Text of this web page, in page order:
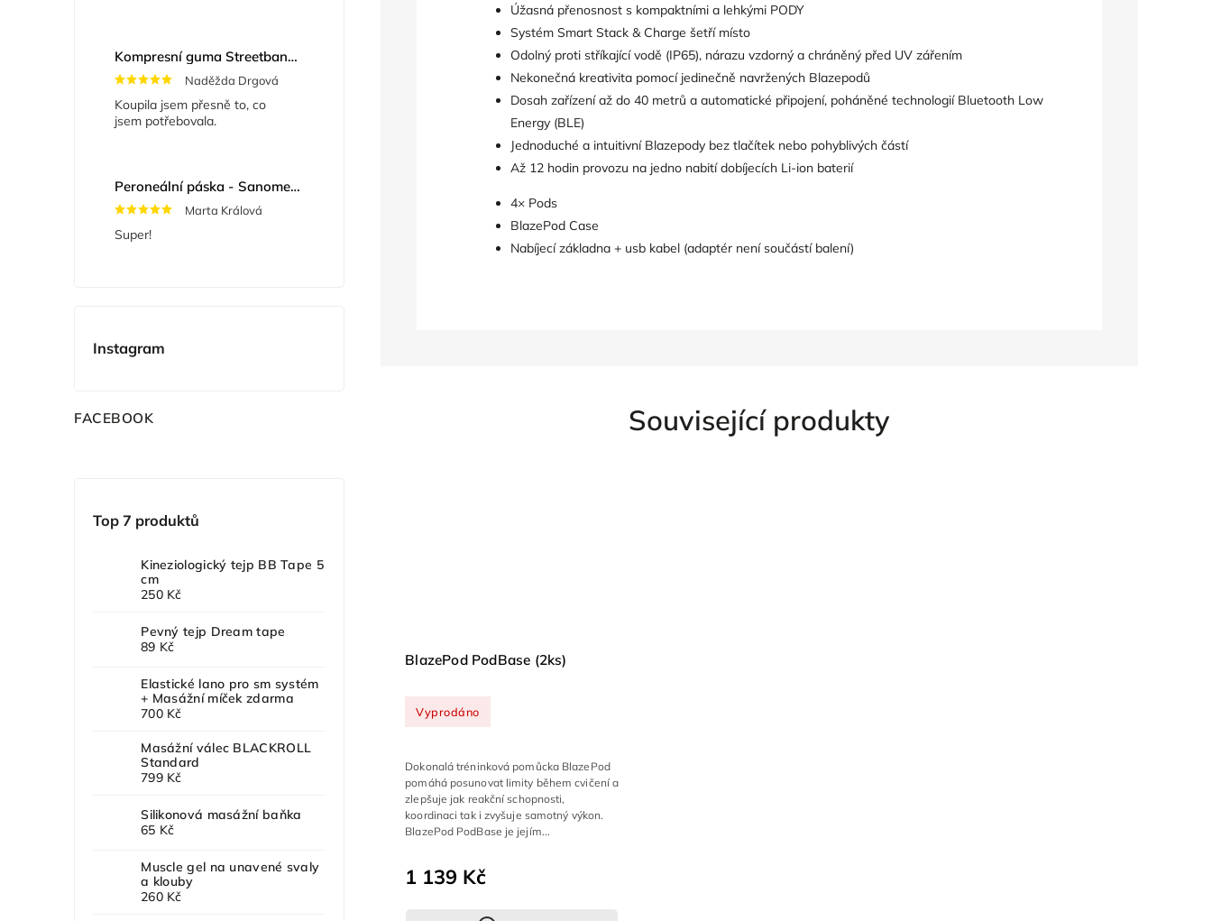
Kompresní guma Streetband 5 cm x 2 m
Naděžda Drgová
Koupila jsem přesně to, co
jsem potřebovala.
Peroneální páska - Sanomed 722
Marta Králová
Super!
Instagram
FACEBOOK
Top 7 produktů
Kineziologický tejp BB Tape 5
cm
250 Kč
Pevný tejp Dream tape
89 Kč
Elastické lano pro sm systém
+ Masážní míček zdarma
700 Kč
Masážní válec BLACKROLL
Standard
799 Kč
Silikonová masážní baňka
65 Kč
Muscle gel na unavené svaly
a klouby
260 Kč
Úžasná přenosnost s kompaktními a lehkými PODY
Systém Smart Stack & Charge šetří místo
Odolný proti stříkající vodě (IP65), nárazu vzdorný a chráněný před UV zářením
Nekonečná kreativita pomocí jedinečně navržených Blazepodů
Dosah zařízení až do 40 metrů a automatické připojení, poháněné technologií Bluetooth Low
Energy (BLE)
Jednoduché a intuitivní Blazepody bez tlačítek nebo pohyblivých částí
Až 12 hodin provozu na jedno nabití dobíjecích Li-ion baterií
4× Pods
BlazePod Case
Nabíjecí základna + usb kabel (adaptér není součástí balení)
Související produkty
BlazePod PodBase (2ks)
Vyprodáno
1 139 Kč
Dokonalá tréninková pomůcka BlazePod
pomáhá posunovat limity během cvičení a
zlepšuje jak reakční schopnosti,
koordinaci tak i zvyšuje samotný výkon.
BlazePod PodBase je jejím...